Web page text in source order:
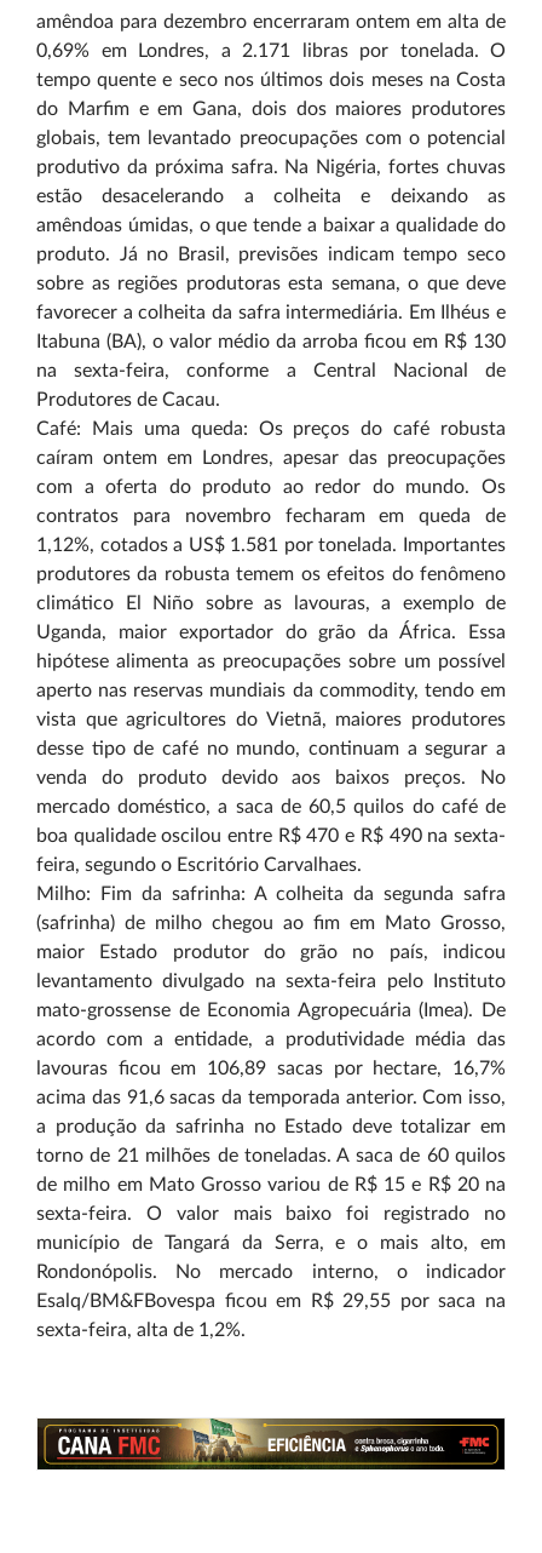
amêndoa para dezembro encerraram ontem em alta de
0,69% em Londres, a 2.171 libras por tonelada. O
tempo quente e seco nos últimos dois meses na Costa
do Marfim e em Gana, dois dos maiores produtores
globais, tem levantado preocupações com o potencial
produtivo da próxima safra. Na Nigéria, fortes chuvas
estão desacelerando a colheita e deixando as
amêndoas úmidas, o que tende a baixar a qualidade do
produto. Já no Brasil, previsões indicam tempo seco
sobre as regiões produtoras esta semana, o que deve
favorecer a colheita da safra intermediária. Em Ilhéus e
Itabuna (BA), o valor médio da arroba ficou em R$ 130
na sexta-feira, conforme a Central Nacional de
Produtores de Cacau.
Café: Mais uma queda: Os preços do café robusta
caíram ontem em Londres, apesar das preocupações
com a oferta do produto ao redor do mundo. Os
contratos para novembro fecharam em queda de
1,12%, cotados a US$ 1.581 por tonelada. Importantes
produtores da robusta temem os efeitos do fenômeno
climático El Niño sobre as lavouras, a exemplo de
Uganda, maior exportador do grão da África. Essa
hipótese alimenta as preocupações sobre um possível
aperto nas reservas mundiais da commodity, tendo em
vista que agricultores do Vietnã, maiores produtores
desse tipo de café no mundo, continuam a segurar a
venda do produto devido aos baixos preços. No
mercado doméstico, a saca de 60,5 quilos do café de
boa qualidade oscilou entre R$ 470 e R$ 490 na sexta-
feira, segundo o Escritório Carvalhaes.
Milho: Fim da safrinha: A colheita da segunda safra
(safrinha) de milho chegou ao fim em Mato Grosso,
maior Estado produtor do grão no país, indicou
levantamento divulgado na sexta-feira pelo Instituto
mato-grossense de Economia Agropecuária (Imea). De
acordo com a entidade, a produtividade média das
lavouras ficou em 106,89 sacas por hectare, 16,7%
acima das 91,6 sacas da temporada anterior. Com isso,
a produção da safrinha no Estado deve totalizar em
torno de 21 milhões de toneladas. A saca de 60 quilos
de milho em Mato Grosso variou de R$ 15 e R$ 20 na
sexta-feira. O valor mais baixo foi registrado no
município de Tangará da Serra, e o mais alto, em
Rondonópolis. No mercado interno, o indicador
Esalq/BM&FBovespa ficou em R$ 29,55 por saca na
sexta-feira, alta de 1,2%.